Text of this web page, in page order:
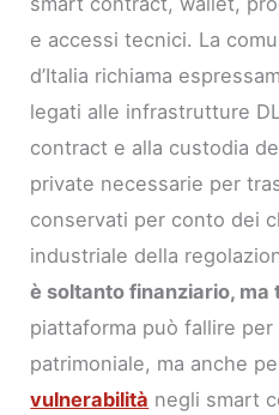
e accessi tecnici. La
d’Italia richiama
legati alle infrastrutture
contract e alla custodia
private necessarie per
conservati per conto dei
industriale della
è soltanto finanziario, ma
piattaforma può fallire
patrimoniale, ma anche
vulnerabilità negli smart